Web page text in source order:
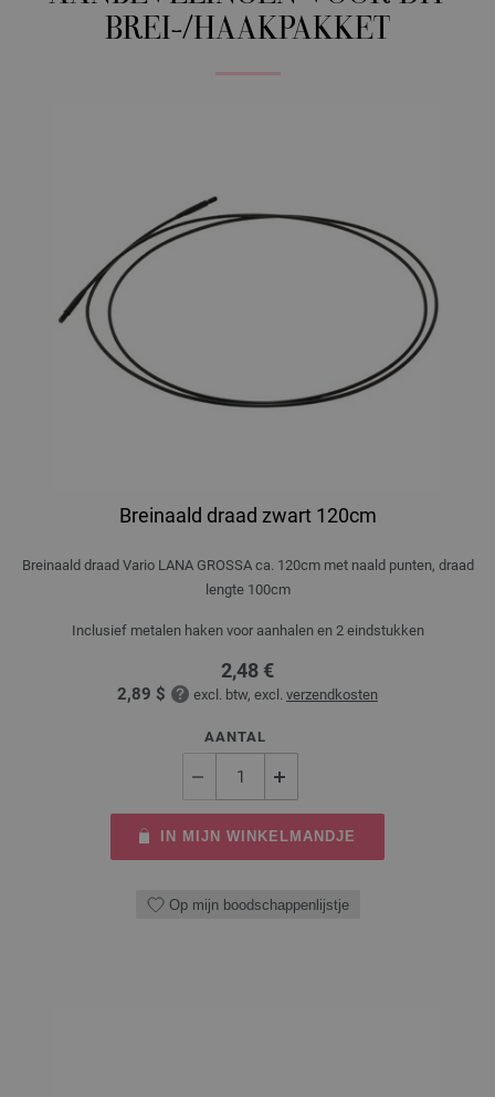
BREI-/HAAKPAKKET
Breinaald draad zwart 120cm
Breinaald draad Vario LANA GROSSA ca. 120cm met naald punten, draad
lengte 100cm
Inclusief metalen haken voor aanhalen en 2 eindstukken
2,48 €
2,89 $ excl. btw, excl. verzendkosten
AANTAL
IN MIJN WINKELMANDJE
Op mijn boodschappenlijstje